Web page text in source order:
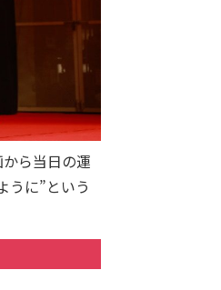
ら当日の運
うに”という